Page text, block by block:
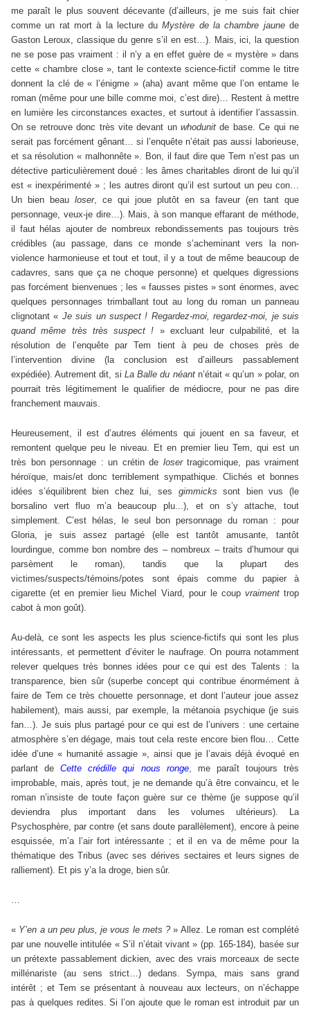
me paraît le plus souvent décevante (d’ailleurs, je me suis fait chier
comme un rat mort à la lecture duMystère de la chambre jaunede
Gaston Leroux, classique du genre s’il en est…). Mais, ici, la question
ne se pose pas vraiment : il n’y a en effet guère de « mystère » dans
cette « chambre close », tant le contexte science-fictif comme le titre
donnent la clé de « l’énigme » (aha) avant même que l’on entame le
roman (même pour une bille comme moi, c’est dire)… Restent à mettre
en lumière les circonstances exactes, et surtout à identifier l’assassin.
On se retrouve donc très vite devant unwhodunit de base. Ce qui ne
serait pas forcément gênant… si l’enquête n’était pas aussi laborieuse,
et sa résolution « malhonnête ». Bon, il faut dire que Tem n’est pas un
détective particulièrement doué : les âmes charitables diront de lui qu’il
est « inexpérimenté » ; les autres diront qu’il est surtout un peu con…
Un bien beau loser, ce qui joue plutôt en sa faveur (en tant que
personnage, veux-je dire…). Mais, à son manque effarant de méthode,
il faut hélas ajouter de nombreux rebondissements pas toujours très
crédibles (au passage, dans ce monde s’acheminant vers la non-
violence harmonieuse et tout et tout, il y a tout de même beaucoup de
cadavres, sans que ça ne choque personne) et quelques digressions
pas forcément bienvenues ; les « fausses pistes » sont énormes, avec
quelques personnages trimballant tout au long du roman un panneau
clignotant « Je suis un suspect ! Regardez-moi, regardez-moi, je suis
quand même très très suspect ! » excluant leur culpabilité, et la
résolution de l’enquête par Tem tient à peu de choses près de
l’intervention divine (la conclusion est d’ailleurs passablement
expédiée). Autrement dit, si La Balle du néantn’était « qu’un » polar, on
pourrait très légitimement le qualifier de médiocre, pour ne pas dire
franchement mauvais.
Heureusement, il est d’autres éléments qui jouent en sa faveur, et
remontent quelque peu le niveau. Et en premier lieu Tem, qui est un
très bon personnage : un crétin de losertragicomique, pas vraiment
héroïque, mais/et donc terriblement sympathique. Clichés et bonnes
idées s’équilibrent bien chez lui, ses gimmicks sont bien vus (le
borsalino vert fluo m’a beaucoup plu...), et on s’y attache, tout
simplement. C’est hélas, le seul bon personnage du roman : pour
Gloria, je suis assez partagé (elle est tantôt amusante, tantôt
lourdingue, comme bon nombre des – nombreux – traits d’humour qui
parsèment le roman), tandis que la plupart des
victimes/suspects/témoins/potes sont épais comme du papier à
cigarette (et en premier lieu Michel Viard, pour le coup vraimenttrop
cabot à mon goût).
Au-delà, ce sont les aspects les plus science-fictifs qui sont les plus
intéressants, et permettent d’éviter le naufrage. On pourra notamment
relever quelques très bonnes idées pour ce qui est des Talents : la
transparence, bien sûr (superbe concept qui contribue énormément à
faire de Tem ce très chouette personnage, et dont l’auteur joue assez
habilement), mais aussi, par exemple, la métanoia psychique (je suis
fan…). Je suis plus partagé pour ce qui est de l’univers : une certaine
atmosphère s’en dégage, mais tout cela reste encore bien flou… Cette
idée d’une « humanité assagie », ainsi que je l’avais déjà évoqué en
parlant deCette crédille qui nous ronge, me paraît toujours très
improbable, mais, après tout, je ne demande qu’à être convaincu, et le
roman n’insiste de toute façon guère sur ce thème (je suppose qu’il
deviendra plus important dans les volumes ultérieurs). La
Psychosphère, par contre (et sans doute parallèlement), encore à peine
esquissée, m’a l’air fort intéressante ; et il en va de même pour la
thématique des Tribus (avec ses dérives sectaires et leurs signes de
ralliement). Et pis y’a la droge, bien sûr.
…
« Y’en a un peu plus, je vous le mets ?» Allez. Le roman est complété
par une nouvelle intitulée « S’il n’était vivant » (pp. 165-184), basée sur
un prétexte passablement dickien, avec des vrais morceaux de secte
millénariste (au sens strict…) dedans. Sympa, mais sans grand
intérêt ; et Tem se présentant à nouveau aux lecteurs, on n’échappe
pas à quelques redites. Si l’on ajoute que le roman est introduit par un